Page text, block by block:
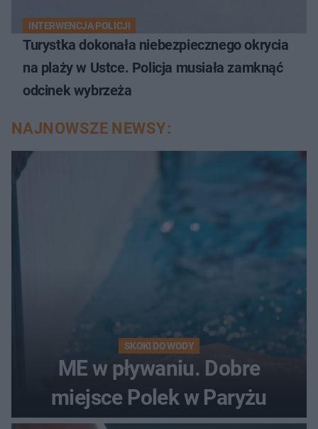
INTERWENCJA POLICJI
Turystka dokonała niebezpiecznego okrycia
na plaży w Ustce. Policja musiała zamknąć
odcinek wybrzeża
NAJNOWSZE NEWSY:
SKOKI DO WODY
ME w pływaniu. Dobre
miejsce Polek w Paryżu